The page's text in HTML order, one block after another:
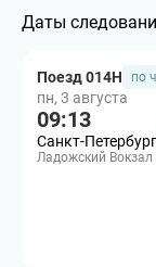
Даты
Поезд 014Н по
пн, 3 августа
09:13
Санкт-Петербург
Ладожский Вокзал